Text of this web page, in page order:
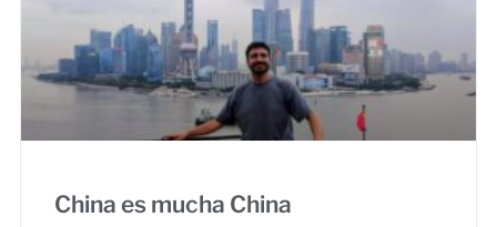
China es mucha China